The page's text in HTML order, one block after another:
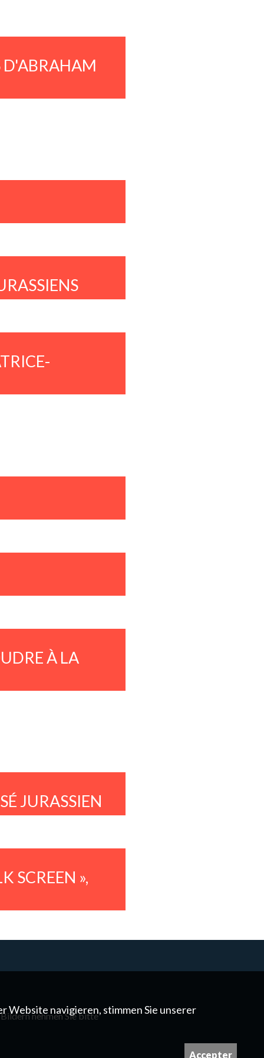
D'ABRAHAM
À LA
JURASSIEN
SCREEN »,
nehmen Sie bitte
Website navigieren, stimmen Sie unserer
Accepter